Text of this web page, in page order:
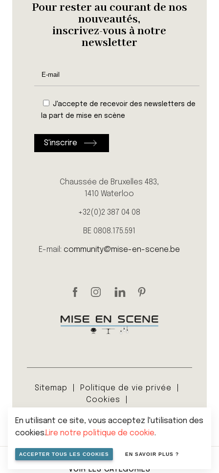
VOIR LES CATÉGORIES
Pour rester au courant de nos
nouveautés,
inscrivez-vous à notre
newsletter
J'accepte de recevoir des newsletters de
la part de mise en scène
Chaussée de Bruxelles 483,
1410 Waterloo
+32(0)2 387 04 08
BE 0808.175.591
E-mail: community@mise-en-scene.be
Sitemap
Politique de vie privée
Cookies
© 2026 Mise en scene
En utilisant ce site, vous acceptez l'utilisation des
cookies.Lire notre politique de cookie.
ACCEPTER TOUS LES COOKIES EN SAVOIR PLUS ?